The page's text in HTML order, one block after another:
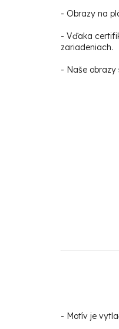
- Obrazy na
- Vďaka
zariadeniach.
- Naše obrazy
- Motív je